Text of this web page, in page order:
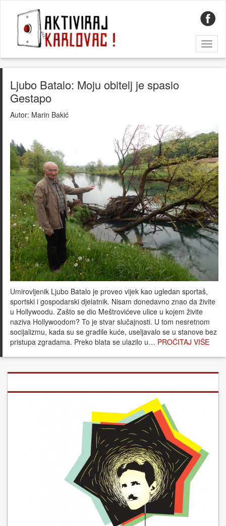
Ljubo Batalo: Moju obitelj je spasio
Gestapo
Autor: Marin Bakić
Umirovljenik Ljubo Batalo je proveo vijek kao ugledan sportaš,
sportski i gospodarski djelatnik. Nisam donedavno znao da živite
u Hollywoodu. Zašto se dio Meštrovićeve ulice u kojem živite
naziva Hollywoodom? To je stvar slučajnosti. U tom nesretnom
socijalizmu, kada su se gradile kuće, useljavalo se u stanove bez
pristupa zgradama. Preko blata se ulazilo u… PROČITAJ VIŠE